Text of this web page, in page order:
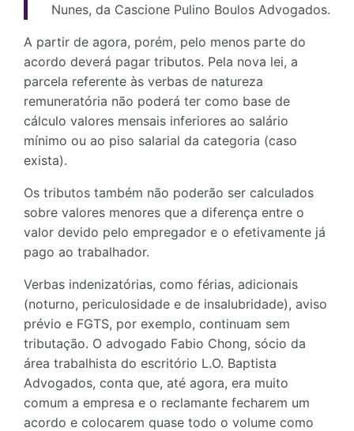
Nunes, da Cascione Pulino Boulos Advogados.
A partir de agora, porém, pelo menos parte do
acordo deverá pagar tributos. Pela nova lei, a
parcela referente às verbas de natureza
remuneratória não poderá ter como base de
cálculo valores mensais inferiores ao salário
mínimo ou ao piso salarial da categoria (caso
exista).
Os tributos também não poderão ser calculados
sobre valores menores que a diferença entre o
valor devido pelo empregador e o efetivamente já
pago ao trabalhador.
Verbas indenizatórias, como férias, adicionais
(noturno, periculosidade e de insalubridade), aviso
prévio e FGTS, por exemplo, continuam sem
tributação. O advogado Fabio Chong, sócio da
área trabalhista do escritório L.O. Baptista
Advogados, conta que, até agora, era muito
comum a empresa e o reclamante fecharem um
acordo e colocarem quase todo o volume como